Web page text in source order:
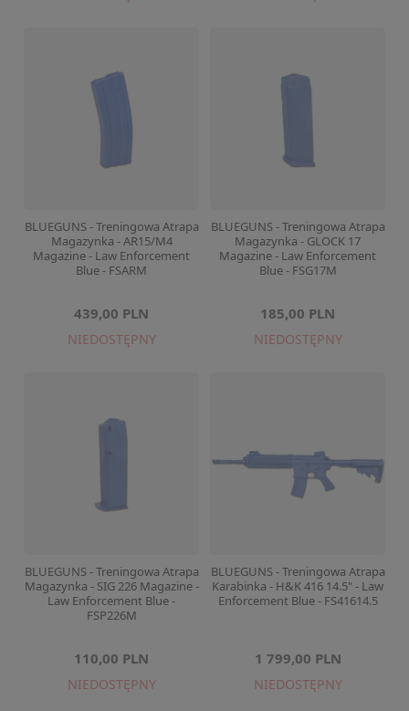
BLUEGUNS - Treningowa Atrapa
Magazynka - AR15/M4
Magazine - Law Enforcement
Blue - FSARM
439,00 PLN
NIEDOSTĘPNY
BLUEGUNS - Treningowa Atrapa
Magazynka - GLOCK 17
Magazine - Law Enforcement
Blue - FSG17M
185,00 PLN
NIEDOSTĘPNY
BLUEGUNS - Treningowa Atrapa
Magazynka - SIG 226 Magazine -
Law Enforcement Blue -
FSP226M
110,00 PLN
NIEDOSTĘPNY
BLUEGUNS - Treningowa Atrapa
Karabinka - H&K 416 14.5" - Law
Enforcement Blue - FS41614.5
1 799,00 PLN
NIEDOSTĘPNY